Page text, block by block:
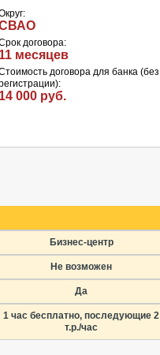
договора:
11 месяцев
договора для банка (без
14 000 руб.
Бизнес-центр
Не возможен
Да
1 час бесплатно, последующие 2
т.р./час